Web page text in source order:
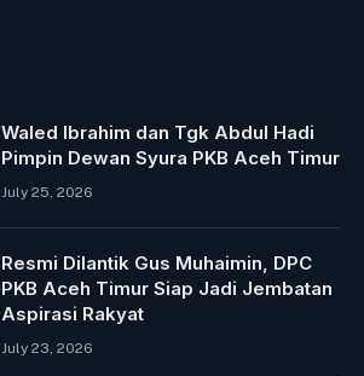
Waled Ibrahim dan Tgk Abdul Hadi
Pimpin Dewan Syura PKB Aceh Timur
July 25, 2026
Resmi Dilantik Gus Muhaimin, DPC
PKB Aceh Timur Siap Jadi Jembatan
Aspirasi Rakyat
July 23, 2026